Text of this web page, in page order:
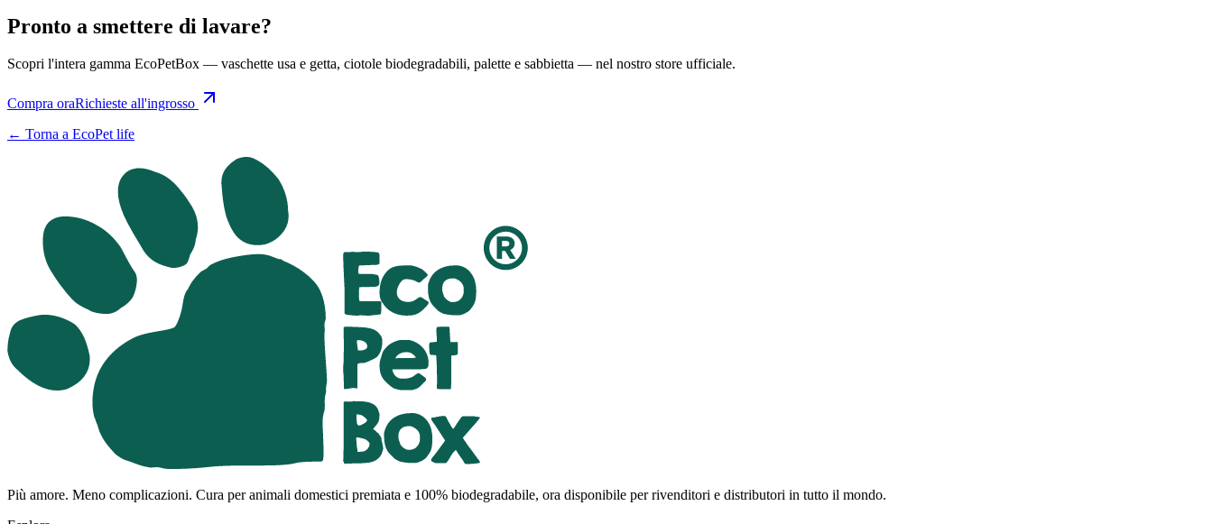
Pronto a smettere di lavare?
Scopri l'intera gamma EcoPetBox — vaschette usa e getta, ciotole biodegradabili, palette e sabbietta — nel nostro store ufficiale.
Compra oraRichieste all'ingrosso
← Torna a EcoPet life
Più amore. Meno complicazioni. Cura per animali domestici premiata e 100% biodegradabile, ora disponibile per rivenditori e distributori in tutto il mondo.